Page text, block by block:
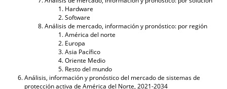
Hardware
Software
Análisis de mercado, información y pronóstico: por región
América del norte
Europa
Asia Pacífico
Oriente Medio
Resto del mundo
Análisis, información y pronóstico del mercado de sistemas de
protección activa de América del Norte, 2021-2034